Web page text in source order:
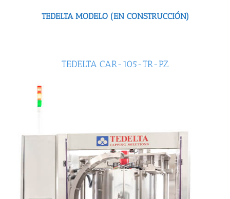
TEDELTA MODELO (EN CONSTRUCCIÓN)
TEDELTA CAR-105-TR-PZ